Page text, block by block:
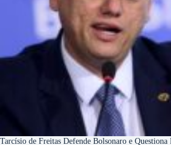
Tarcísio de Freitas Defende Bolsonaro e